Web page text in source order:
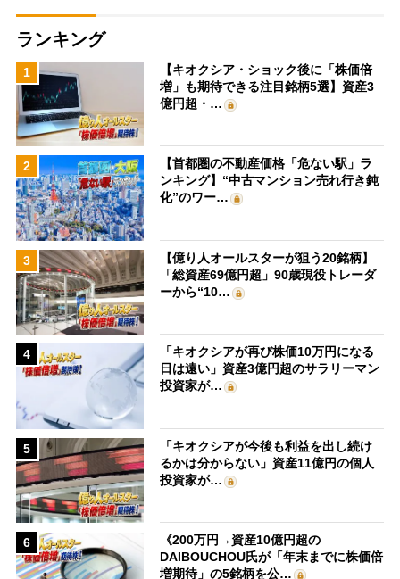
ランキング
1
【キオクシア・ショック後に「株価倍
増」も期待できる注目銘柄5選】資産3
億円超・…
2
【首都圏の不動産価格「危ない駅」ラ
ンキング】“中古マンション売れ行き鈍
化”のワー…
3
【億り人オールスターが狙う20銘柄】
「総資産69億円超」90歳現役トレーダ
ーから“10…
4
「キオクシアが再び株価10万円になる
日は遠い」資産3億円超のサラリーマン
投資家が…
5
「キオクシアが今後も利益を出し続け
るかは分からない」資産11億円の個人
投資家が…
6
《200万円→資産10億円超の
DAIBOUCHOU氏が「年末までに株価倍
増期待」の5銘柄を公…